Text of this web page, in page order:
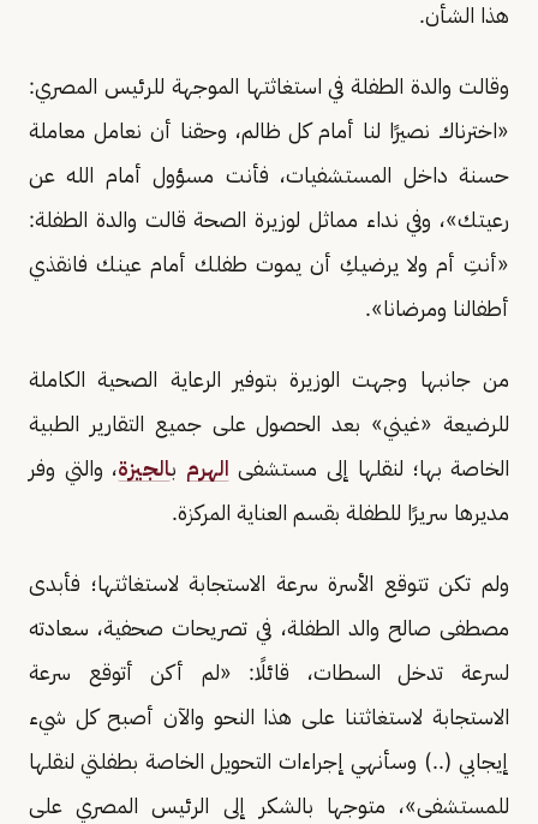
هذا الشأن.
وقالت والدة الطفلة في استغاثتها الموجهة للرئيس المصري:
«اخترناك نصيرًا لنا أمام كل ظالم، وحقنا أن نعامل معاملة
حسنة داخل المستشفيات، فأنت مسؤول أمام الله عن
رعيتك»، وفي نداء مماثل لوزيرة الصحة قالت والدة الطفلة:
«أنتِ أم ولا يرضيكِ أن يموت طفلك أمام عينك فانقذي
أطفالنا ومرضانا».
من جانبها وجهت الوزيرة بتوفير الرعاية الصحية الكاملة
للرضيعة «غيني» بعد الحصول على جميع التقارير الطبية
الخاصة بها؛ لنقلها إلى مستشفى الهرم بالجيزة، والتي وفر
مديرها سريرًا للطفلة بقسم العناية المركزة.
ولم تكن تتوقع الأسرة سرعة الاستجابة لاستغاثتها؛ فأبدى
مصطفى صالح والد الطفلة، في تصريحات صحفية، سعادته
لسرعة تدخل السطات، قائلًا: «لم أكن أتوقع سرعة
الاستجابة لاستغاثتنا على هذا النحو والآن أصبح كل شيء
إيجابي (..) وسأنهي إجراءات التحويل الخاصة بطفلتي لنقلها
للمستشفى»، متوجها بالشكر إلى الرئيس المصري على